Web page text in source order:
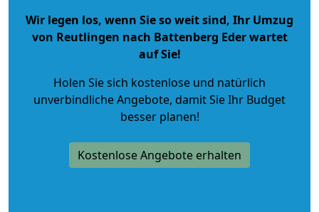
Wir legen los, wenn Sie so weit sind, Ihr Umzug
von Reutlingen nach Battenberg Eder wartet
auf Sie!
Holen Sie sich kostenlose und natürlich
unverbindliche Angebote, damit Sie Ihr Budget
besser planen!
Kostenlose Angebote erhalten